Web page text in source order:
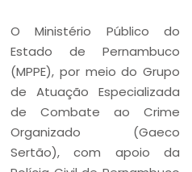
O Ministério Público do
Estado de Pernambuco
(MPPE), por meio do Grupo
de Atuação Especializada
de Combate ao Crime
Organizado (Gaeco
Sertão), com apoio da